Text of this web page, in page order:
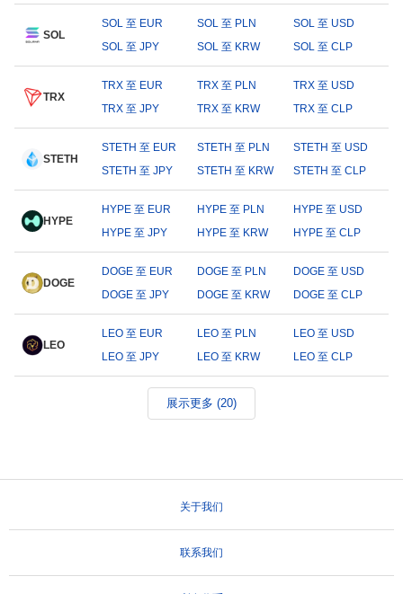
SOL
SOL 至 EUR SOL 至 PLN
SOL 至 USD
SOL 至 JPY
SOL 至 KRW SOL 至 CLP
TRX
TRX 至 EUR TRX 至 PLN
TRX 至 USD
TRX 至 JPY
TRX 至 KRW TRX 至 CLP
STETH
STETH 至 EUR STETH 至 PLN
STETH 至 USD
STETH 至 JPY
STETH 至 KRW STETH 至 CLP
HYPE
HYPE 至 EUR HYPE 至 PLN
HYPE 至 USD
HYPE 至 JPY
HYPE 至 KRW HYPE 至 CLP
DOGE
DOGE 至 EUR DOGE 至 PLN
DOGE 至 USD
DOGE 至 JPY
DOGE 至 KRW DOGE 至 CLP
LEO
LEO 至 EUR LEO 至 PLN
LEO 至 USD
LEO 至 JPY
LEO 至 KRW LEO 至 CLP
展示更多 (20)
关于我们
联系我们